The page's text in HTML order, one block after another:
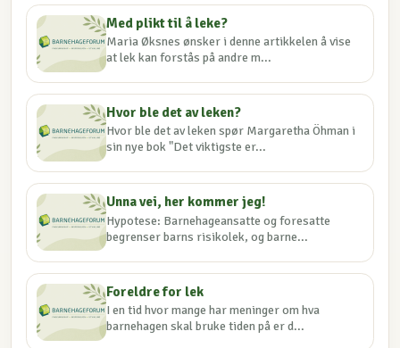
Med plikt til å leke?
Maria Øksnes ønsker i denne artikkelen å vise
at lek kan forstås på andre m...
Hvor ble det av leken?
Hvor ble det av leken spør Margaretha Öhman i
sin nye bok "Det viktigste er...
Unna vei, her kommer jeg!
Hypotese: Barnehageansatte og foresatte
begrenser barns risikolek, og barne...
Foreldre for lek
I en tid hvor mange har meninger om hva
barnehagen skal bruke tiden på er d...